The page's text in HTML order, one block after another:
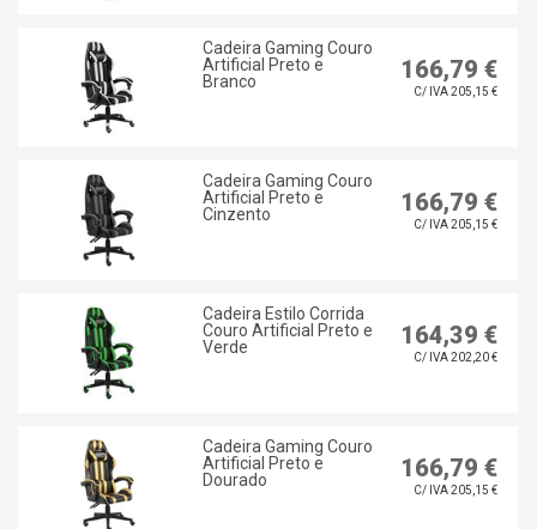
Cadeira Gaming Couro
Artificial Preto e
Branco
166,79 €
C/ IVA 205,15 €
Cadeira Gaming Couro
Artificial Preto e
Cinzento
166,79 €
C/ IVA 205,15 €
Cadeira Estilo Corrida
Couro Artificial Preto e
Verde
164,39 €
C/ IVA 202,20 €
Cadeira Gaming Couro
Artificial Preto e
Dourado
166,79 €
C/ IVA 205,15 €